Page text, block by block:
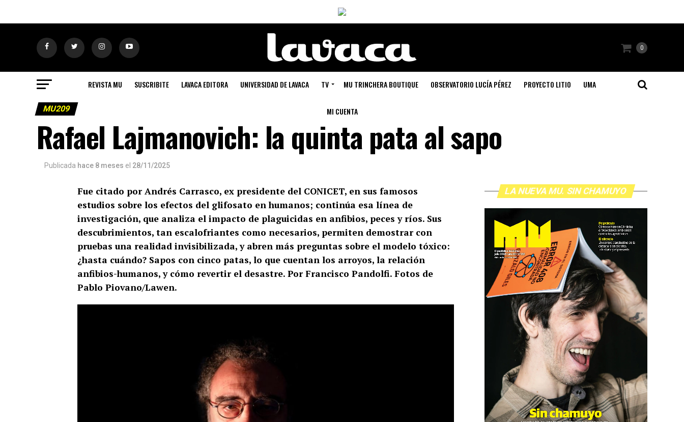
0
REVISTA MU SUSCRIBITE LAVACA EDITORA UNIVERSIDAD DE LAVACA TV MU TRINCHERA BOUTIQUE OBSERVATORIO LUCÍA PÉREZ PROYECTO LITIO UMA
MI CUENTA
MU209
Rafael Lajmanovich: la quinta pata al sapo
Publicada hace 8 meses el 28/11/2025
Fue citado por Andrés Carrasco, ex presidente del CONICET, en sus famosos
estudios sobre los efectos del glifosato en humanos; continúa esa línea de
investigación, que analiza el impacto de plaguicidas en anfibios, peces y ríos. Sus
descubrimientos, tan escalofriantes como necesarios, permiten demostrar con
pruebas una realidad invisibilizada, y abren más preguntas sobre el modelo tóxico:
¿hasta cuándo? Sapos con cinco patas, lo que cuentan los arroyos, la relación
anfibios-humanos, y cómo revertir el desastre. Por Francisco Pandolfi. Fotos de
Pablo Piovano/Lawen.
LA NUEVA MU. SIN CHAMUYO